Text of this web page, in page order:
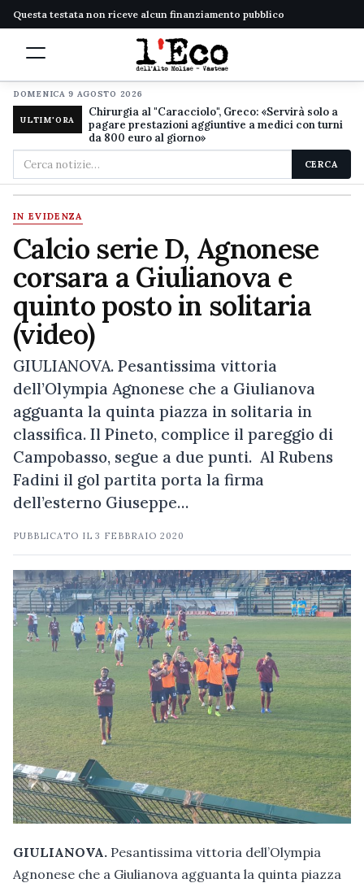
Questa testata non riceve alcun finanziamento pubblico
DOMENICA 9 AGOSTO 2026
ULTIM'ORA
Chirurgia al "Caracciolo", Greco: «Servirà solo a
pagare prestazioni aggiuntive a medici con turni
da 800 euro al giorno»
Cerca
nel
sito
CERCA
IN EVIDENZA
Calcio serie D, Agnonese
corsara a Giulianova e
quinto posto in solitaria
(video)
GIULIANOVA. Pesantissima vittoria
dell’Olympia Agnonese che a Giulianova
agguanta la quinta piazza in solitaria in
classifica. Il Pineto, complice il pareggio di
Campobasso, segue a due punti. Al Rubens
Fadini il gol partita porta la firma
dell’esterno Giuseppe…
PUBBLICATO IL3 FEBBRAIO 2020
GIULIANOVA. Pesantissima vittoria dell’Olympia
Agnonese che a Giulianova agguanta la quinta piazza